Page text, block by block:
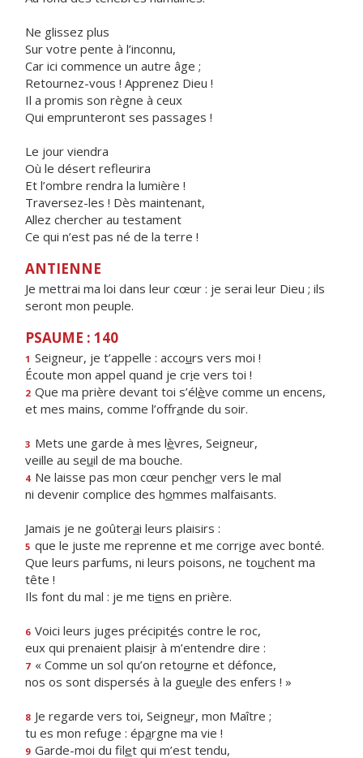
Ne glissez plus
Sur votre pente à l’inconnu,
Car ici commence un autre âge ;
Retournez-vous ! Apprenez Dieu !
Il a promis son règne à ceux
Qui emprunteront ses passages !
Le jour viendra
Où le désert refleurira
Et l’ombre rendra la lumière !
Traversez-les ! Dès maintenant,
Allez chercher au testament
Ce qui n’est pas né de la terre !
ANTIENNE
Je mettrai ma loi dans leur cœur : je serai leur Dieu ; ils
seront mon peuple.
PSAUME : 140
1 Seigneur, je t’appelle : accours vers moi !
Écoute mon appel quand je crie vers toi !
2 Que ma prière devant toi s’élève comme un encens,
et mes mains, comme l’offrande du soir.
3 Mets une garde à mes lèvres, Seigneur,
veille au seuil de ma bouche.
4 Ne laisse pas mon cœur pencher vers le mal
ni devenir complice des hommes malfaisants.
Jamais je ne goûterai leurs plaisirs :
5 que le juste me reprenne et me corrige avec bonté.
Que leurs parfums, ni leurs poisons, ne touchent ma
tête !
Ils font du mal : je me tiens en prière.
6 Voici leurs juges précipités contre le roc,
eux qui prenaient plaisir à m’entendre dire :
7 « Comme un sol qu’on retourne et défonce,
nos os sont dispersés à la gueule des enfers ! »
8 Je regarde vers toi, Seigneur, mon Maître ;
tu es mon refuge : épargne ma vie !
9 Garde-moi du filet qui m’est tendu,